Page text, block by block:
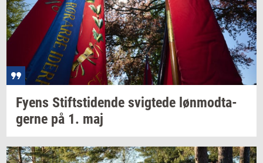
Fyens Stift­s­ti­den­de svig­te­de løn­mod­ta­
ger­ne på 1. maj